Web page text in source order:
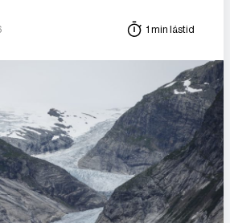
1 min lästid